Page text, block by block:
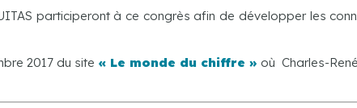
participeront à ce congrès afin de développer les
2017 du site « Le monde du chiffre » où Charles-